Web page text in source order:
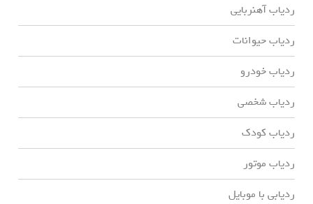
ردیاب آهنربایی
ردیاب حیوانات
ردیاب خودرو
ردیاب شخصی
ردیاب کودک
ردیاب موتور
ردیابی با موبایل